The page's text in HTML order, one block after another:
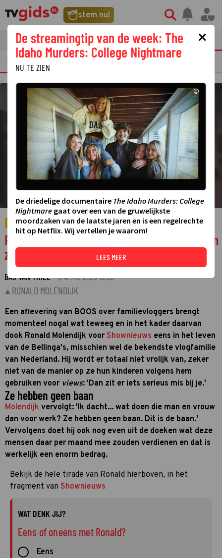
stem nu!
tvgids streaming nieuws
TV FRAGMENTEN AMUSEMENT
©
VIDEO
Ronald Molendijk woest op de Bellinga's: 'En
zoveel verdienen ze per maand'
BAS VAN THIEL·9 APRIL 2025 12:38
RONALD MOLENDIJK
Een aflevering van BOOS over familievloggers brengt
momenteel nogal wat teweeg en in het kader daarvan
dook Ronald Molendijk voor Shownieuws eens in het leven
van de Bellinga's, misschien wel de bekendste vlogfamilie
van Nederland. Hij wordt er totaal niet vrolijk van, zeker
niet van de manier op ze hun kinderen volgens hem
gebruiken voor views: 'Dan zit er iets serieus mis bij je.'
Ze hebben geen baan
Molendijk vervolgt: 'Ik dacht... wat doen die man en vrouw
dan voor werk? Ze hebben geen baan. Dit is de baan.'
Vervolgens doet hij ook nog even uit de doeken wat deze
mensen daar per maand mee zouden verdienen en dat is
werkelijk een enorm bedrag.
Bekijk de hele tirade van Ronald hierboven, in het
fragment van Shownieuws
WAT DENK JIJ?
Eens of oneens met Ronald?
Eens
×
De streamingtip van de week: The
Idaho Murders: College Nightmare
NU TE ZIEN
©
De driedelige documentaire The Idaho Murders: College
Nightmare gaat over een van de gruwelijkste
moordzaken van de laatste jaren en is een regelrechte
hit op Netflix. Wij vertellen je waarom!
LEES MEER